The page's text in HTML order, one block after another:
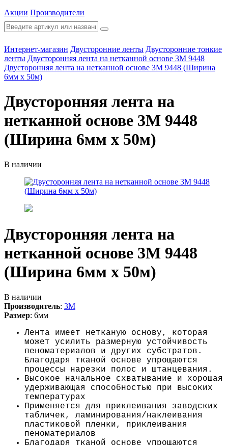
Акции Производители
Интернет-магазин Двусторонние ленты Двусторонние тонкие
ленты Двусторонняя лента на нетканной основе 3M 9448
Двусторонняя лента на нетканной основе 3M 9448 (Ширина
6мм х 50м)
Двусторонняя лента на
нетканной основе 3M 9448
(Ширина 6мм х 50м)
В наличии
Двусторонняя лента на
нетканной основе 3M 9448
(Ширина 6мм х 50м)
В наличии
Производитель: 3M
Размер: 6мм
Лента имеет нетканую основу, которая
может усилить размерную устойчивость
пеноматериалов и других субстратов.
Благодаря тканой основе упрощаются
процессы нарезки полос и штанцевания.
Высокое начальное схватывание и хорошая
удерживающая способностью при высоких
температурах
Применяется для приклеивания заводских
табличек, ламинирования/наклеивания
пластиковой пленки, приклеивания
пеноматериалов
Благодаря тканой основе упрощаются